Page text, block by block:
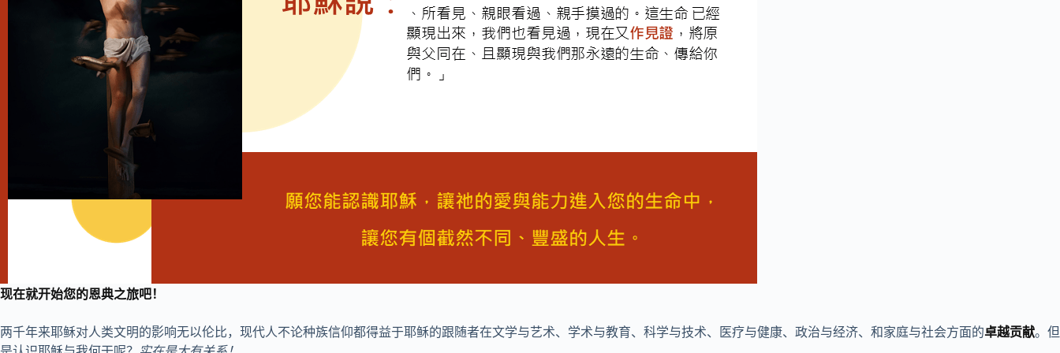
现在就开始您的恩典之旅吧！
两千年来耶稣对人类文明的影响无以伦比，现代人不论种族信仰都得益于耶稣的跟随者在文学与艺术、学术与教育、科学与技术、医疗与健康、政治与经济、和家庭与社会方面的卓越贡献。但